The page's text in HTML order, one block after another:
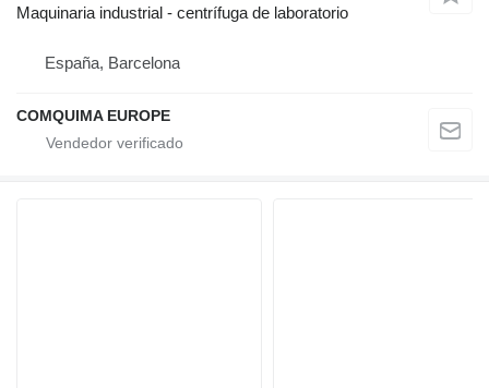
Maquinaria industrial - centrífuga de laboratorio
España, Barcelona
COMQUIMA EUROPE